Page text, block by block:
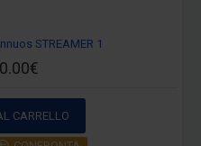
STREAMER 1
CARRELLO